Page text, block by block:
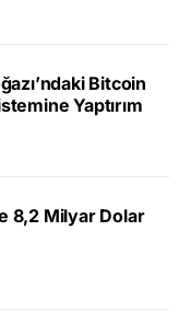
Bitcoin
Yaptırım
8,2 Milyar Dolar